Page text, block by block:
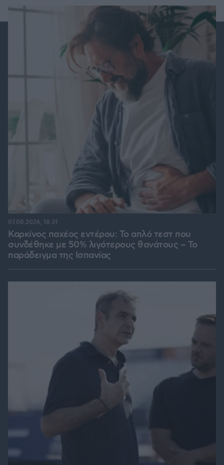
Καρκίνος παχέος εντέρου: Το απλό τεστ που
συνδέθηκε με 50% λιγότερους θανάτους – Το
παράδειγμα της Ισπανίας
07.08.2026, 18:31